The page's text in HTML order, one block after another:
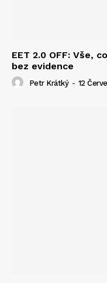
EET 2.0 OFF: Vše,
bez evidence
Petr Krátký - 12